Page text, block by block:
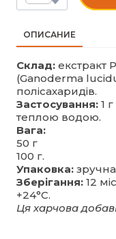
ОПИСАНИЕ
Склад: екстракт
(Ganoderma
полісахаридів.
Застосування: 1
теплою водою.
Вага:
50 г
100 г.
Упаковка:
Зберігання: 12
+24°С.
Ця харчова